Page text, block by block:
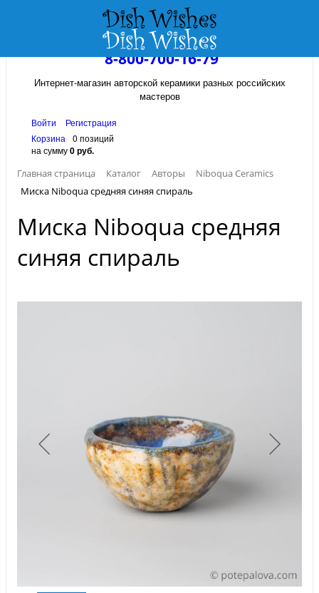
8-800-700-16-79
Интернет-магазин авторской керамики разных российских
мастеров
Войти
Регистрация
Корзина
0 позиций
на сумму0 руб.
Главная страница
Каталог Авторы
Niboqua Ceramics
Миска Niboqua средняя синяя спираль
Миска Niboqua средняя
синяя спираль